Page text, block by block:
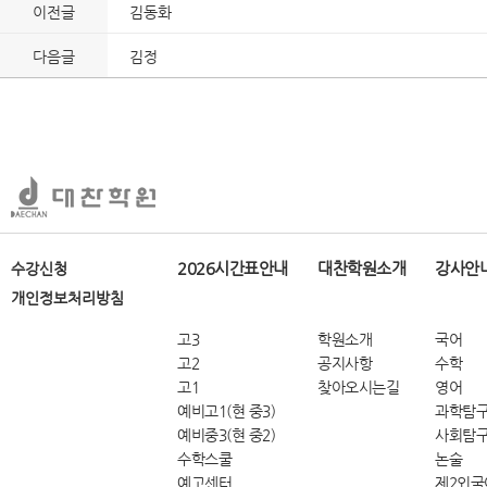
이전글 김동화
다음글 김정
수강신청
개인정보처리방침
2026시간표안내
고3
고2
고1
예비고1(현 중3)
예비중3(현 중2)
수학스쿨
예고센터
대찬학원소개
학원소개
공지사항
찾아오시는길
강사안
국어
수학
영어
과학탐
사회탐
논술
제2외국